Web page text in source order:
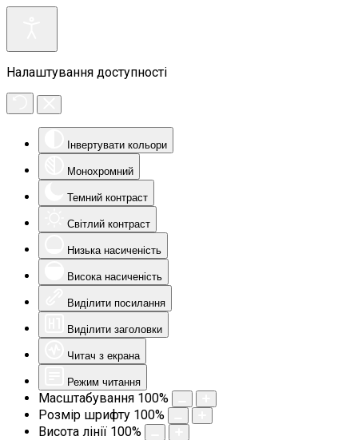
Налаштування доступності
Інвертувати кольори
Монохромний
Темний контраст
Світлий контраст
Низька насиченість
Висока насиченість
Виділити посилання
Виділити заголовки
Читач з екрана
Режим читання
Масштабування 100%
Розмір шрифту 100%
Висота лінії 100%